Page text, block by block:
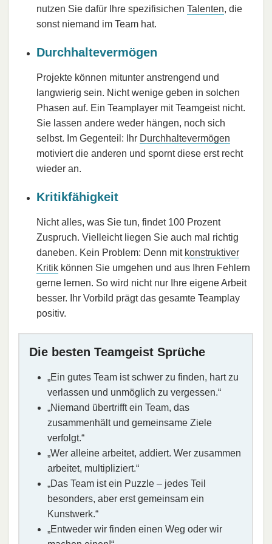
nutzen Sie dafür Ihre spezifisichen Talenten, die
sonst niemand im Team hat.
Durchhaltevermögen
Projekte können mitunter anstrengend und
langwierig sein. Nicht wenige geben in solchen
Phasen auf. Ein Teamplayer mit Teamgeist nicht.
Sie lassen andere weder hängen, noch sich
selbst. Im Gegenteil: Ihr Durchhaltevermögen
motiviert die anderen und spornt diese erst recht
wieder an.
Kritikfähigkeit
Nicht alles, was Sie tun, findet 100 Prozent
Zuspruch. Vielleicht liegen Sie auch mal richtig
daneben. Kein Problem: Denn mit konstruktiver
Kritik können Sie umgehen und aus Ihren Fehlern
gerne lernen. So wird nicht nur Ihre eigene Arbeit
besser. Ihr Vorbild prägt das gesamte Teamplay
positiv.
Die besten Teamgeist Sprüche
„Ein gutes Team ist schwer zu finden, hart zu
verlassen und unmöglich zu vergessen.“
„Niemand übertrifft ein Team, das
zusammenhält und gemeinsame Ziele
verfolgt.“
„Wer alleine arbeitet, addiert. Wer zusammen
arbeitet, multipliziert.“
„Das Team ist ein Puzzle – jedes Teil
besonders, aber erst gemeinsam ein
Kunstwerk.“
„Entweder wir finden einen Weg oder wir